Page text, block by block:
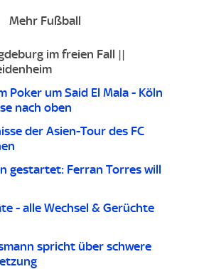
Mehr Fußball
im freien Fall ||
Poker um Said El Mala - Köln
nach oben
der Asien-Tour des FC
gestartet: Ferran Torres will
- alle Wechsel & Gerüchte
spricht über schwere